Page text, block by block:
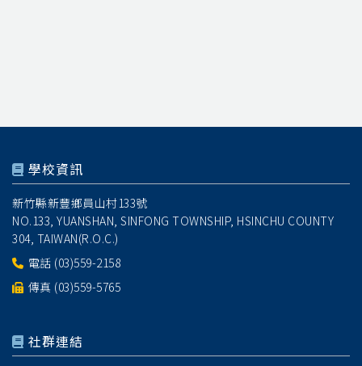
學校資訊
新竹縣新豐鄉員山村133號
NO.133, YUANSHAN, SINFONG TOWNSHIP, HSINCHU COUNTY
304, TAIWAN(R.O.C.)
電話 (03)559-2158
傳真 (03)559-5765
社群連結